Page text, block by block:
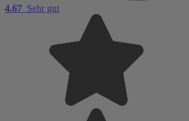
4.67 Sehr gut